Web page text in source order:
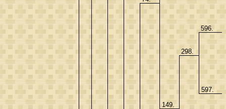
149.
298.
596.
597.